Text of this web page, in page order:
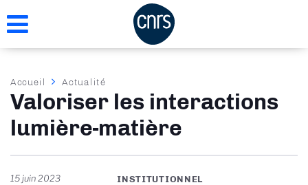
au
Fil
d'Ariane
Accueil Actualité
Valoriser les interactions
lumière-matière
15 juin 2023 INSTITUTIONNEL